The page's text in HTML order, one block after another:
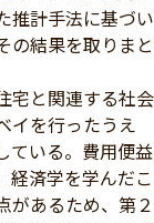
推計手法に基づい
の結果を取りまと
宅と関連する社会
イを行ったうえ
ている。費用便益
経済学を学んだこ
があるため、第２